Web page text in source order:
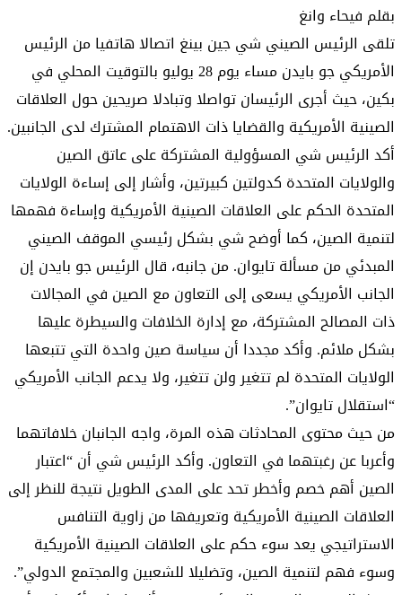
بقلم فيحاء وانغ
تلقى الرئيس الصيني شي جين بينغ اتصالا هاتفيا من الرئيس
الأمريكي جو بايدن مساء يوم 28 يوليو بالتوقيت المحلي في
بكين، حيث أجرى الرئيسان تواصلا وتبادلا صريحين حول العلاقات
الصينية الأمريكية والقضايا ذات الاهتمام المشترك لدى الجانبين.
أكد الرئيس شي المسؤولية المشتركة على عاتق الصين
والولايات المتحدة كدولتين كبيرتين، وأشار إلى إساءة الولايات
المتحدة الحكم على العلاقات الصينية الأمريكية وإساءة فهمها
لتنمية الصين، كما أوضح شي بشكل رئيسي الموقف الصيني
المبدئي من مسألة تايوان. من جانبه، قال الرئيس جو بايدن إن
الجانب الأمريكي يسعى إلى التعاون مع الصين في المجالات
ذات المصالح المشتركة، مع إدارة الخلافات والسيطرة عليها
بشكل ملائم. وأكد مجددا أن سياسة صين واحدة التي تتبعها
الولايات المتحدة لم تتغير ولن تتغير، ولا يدعم الجانب الأمريكي
“استقلال تايوان”.
من حيث محتوى المحادثات هذه المرة، واجه الجانبان خلافاتهما
وأعربا عن رغبتهما في التعاون. وأكد الرئيس شي أن “اعتبار
الصين أهم خصم وأخطر تحد على المدى الطويل نتيجة للنظر إلى
العلاقات الصينية الأمريكية وتعريفها من زاوية التنافس
الاستراتيجي يعد سوء حكم على العلاقات الصينية الأمريكية
وسوء فهم لتنمية الصين، وتضليلا للشعبين والمجتمع الدولي”.